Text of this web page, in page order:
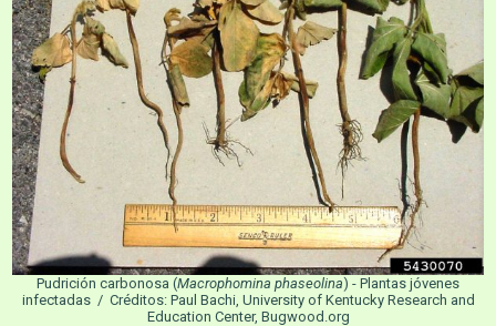
Pudrición carbonosa (Macrophomina phaseolina) - Plantas jóvenes
infectadas / Créditos: Paul Bachi, University of Kentucky Research and
Education Center, Bugwood.org